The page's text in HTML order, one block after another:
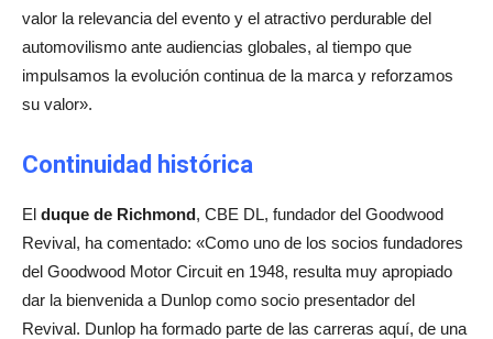
valor la relevancia del evento y el atractivo perdurable del
automovilismo ante audiencias globales, al tiempo que
impulsamos la evolución continua de la marca y reforzamos
su valor».
Continuidad histórica
El duque de Richmond, CBE DL, fundador del Goodwood
Revival, ha comentado: «Como uno de los socios fundadores
del Goodwood Motor Circuit en 1948, resulta muy apropiado
dar la bienvenida a Dunlop como socio presentador del
Revival. Dunlop ha formado parte de las carreras aquí, de una